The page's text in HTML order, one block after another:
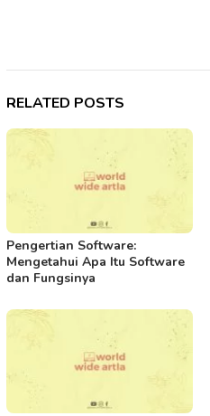
RELATED POSTS
Pengertian Software:
Mengetahui Apa Itu Software
dan Fungsinya